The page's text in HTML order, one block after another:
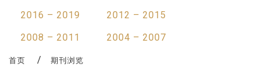
2016 – 2019
2012 – 2015
2008 – 2011
2004 – 2007
首页 期刊浏览